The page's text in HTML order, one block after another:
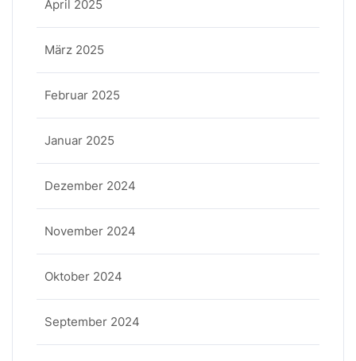
April 2025
März 2025
Februar 2025
Januar 2025
Dezember 2024
November 2024
Oktober 2024
September 2024